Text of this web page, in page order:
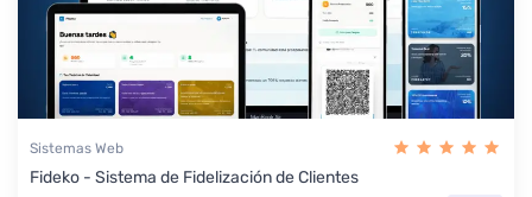
Sistemas Web
Fideko - Sistema de Fidelización de Clientes